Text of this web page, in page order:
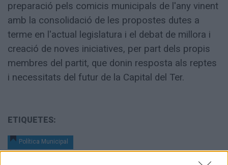
preparació pels comicis municipals de l'any vinent
amb la consolidació de les propostes dutes a
terme en l'actual legislatura i el debat de millora i
creació de noves iniciatives, per part dels propis
membres del partit, que donin resposta als reptes
i necessitats del futur de la Capital del Ter.
ETIQUETES:
Política Municipal